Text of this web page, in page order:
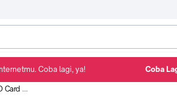
Hitam
Coba lagi, ya! Coba